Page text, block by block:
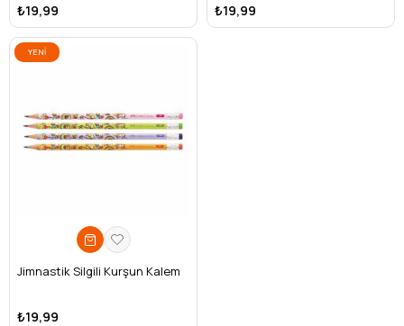
₺19,99 ₺19,99
Jimnastik Silgili Kurşun Kalem
₺19,99
YENI